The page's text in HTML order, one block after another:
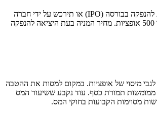
– המחיר שהעובד נדרש לשלם כדי לממש את האופציות ולהמירן למניות של החברה. במקרה האידיאלי בו החברה תצליח ותחליט לצאת להנפקה בבורסה (IPO) או תירכש על ידי חברה
אחרת, העובד יוכל להמיר כל אופציה במניה תמורת מחיר המימוש. אם שווי המניה יעלה על מחיר המימוש, מכירת המניות יכולה להעניק רווחים יפים. לדוגמא: נניח ויש לעובד 500 אופציות. מחיר המניה בעת היציאה להנפקה
מיסוי של אופציות. במקום למסות את ההטבה
ממומשות תמורת כסף. עוד נקבע ששיעור המס